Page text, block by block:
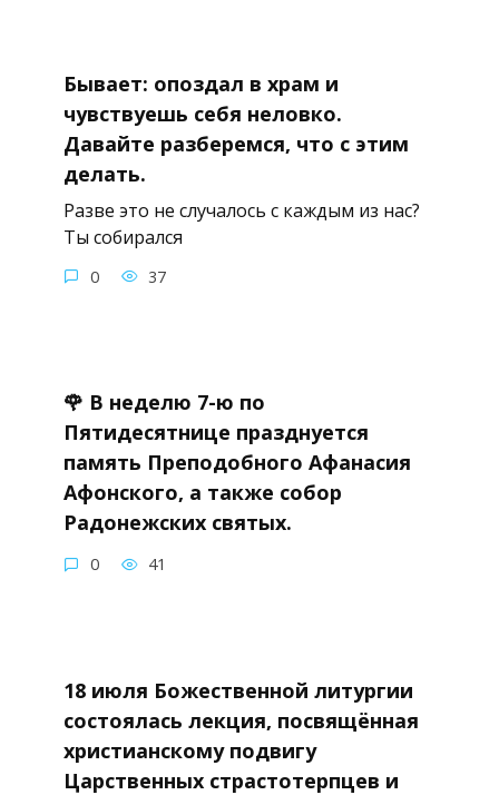
Бывает: опоздал в храм и
чувствуешь себя неловко.
Давайте разберемся, что с этим
делать.
Разве это не случалось с каждым из нас?
Ты собирался
0 37
🌹 В неделю 7-ю по
Пятидесятнице празднуется
память Преподобного Афанасия
Афонского, а также собор
Радонежских святых.
0 41
18 июля Божественной литургии
состоялась лекция, посвящённая
христианскому подвигу
Царственных страстотерпцев и